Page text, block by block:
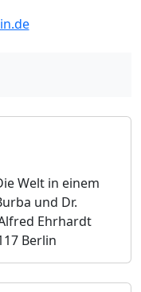
Welt in einem
und Dr.
Ehrhardt
Berlin